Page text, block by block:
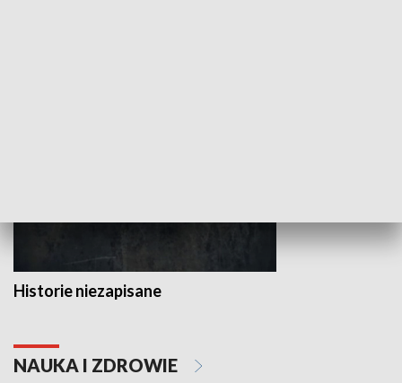
Historie niezapisane
NAUKA I ZDROWIE